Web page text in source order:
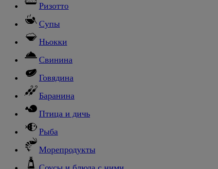
Ризотто
Супы
Ньокки
Свинина
Говядина
Баранина
Птица и дичь
Рыба
Морепродукты